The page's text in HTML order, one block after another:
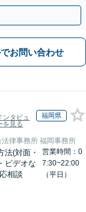
】
お問い合わせ
ンタビュ
を見る
福岡県
律事務所 福岡事務所
法(対面・
ビデオな
相談
営業時間：0
7:30~22:00
（平日）